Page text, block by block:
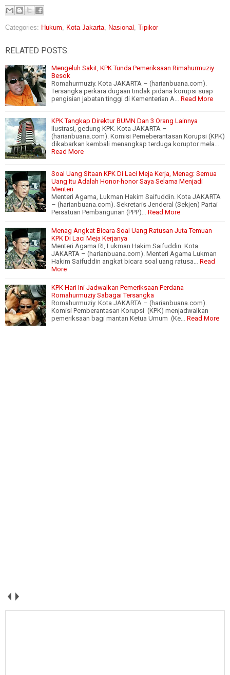
Categories: Hukum, Kota Jakarta, Nasional , Tipikor
RELATED POSTS:
Mengeluh Sakit, KPK Tunda Pemeriksaan Rimahurmuziy
Besok
Romahurmuziy. Kota JAKARTA – (harianbuana.com).
Tersangka perkara dugaan tindak pidana korupsi suap
pengisian jabatan tinggi di Kementerian A… Read More
KPK Tangkap Direktur BUMN Dan 3 Orang Lainnya
Ilustrasi, gedung KPK. Kota JAKARTA –
(harianbuana.com). Komisi Pemeberantasan Korupsi (KPK)
dikabarkan kembali menangkap terduga koruptor mela…
Read More
Soal Uang Sitaan KPK Di Laci Meja Kerja, Menag: Semua
Uang Itu Adalah Honor-honor Saya Selama Menjadi
Menteri
Menteri Agama, Lukman Hakim Saifuddin. Kota JAKARTA
– (harianbuana.com). Sekretaris Jenderal (Sekjen) Partai
Persatuan Pembangunan (PPP)… Read More
Menag Angkat Bicara Soal Uang Ratusan Juta Temuan
KPK Di Laci Meja Kerjanya
Menteri Agama RI, Lukman Hakim Saifuddin. Kota
JAKARTA – (harianbuana.com). Menteri Agama Lukman
Hakim Saifuddin angkat bicara soal uang ratusa… Read
More
KPK Hari Ini Jadwalkan Pemeriksaan Perdana
Romahurmuziy Sabagai Tersangka
Romahurmuziy. Kota JAKARTA – (harianbuana.com).
Komisi Pemberantasan Korupsi (KPK) menjadwalkan
pemeriksaan bagi mantan Ketua Umum (Ke… Read More